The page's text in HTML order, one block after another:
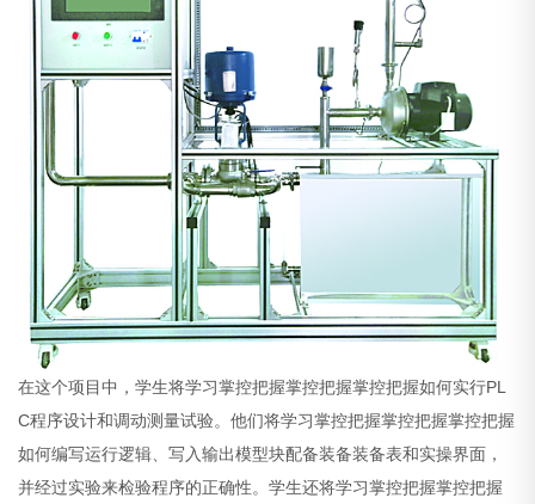
在这个项目中，学生将学习掌控把握掌控把握掌控把握如何实行PL
C程序设计和调动测量试验。他们将学习掌控把握掌控把握掌控把握
如何编写运行逻辑、写入输出模型块配备装备装备表和实操界面，
并经过实验来检验程序的正确性。学生还将学习掌控把握掌控把握